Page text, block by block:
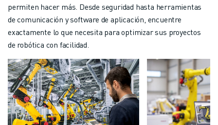
permiten hacer más. Desde seguridad hasta herramientas
de comunicación y software de aplicación, encuentre
exactamente lo que necesita para optimizar sus proyectos
de robótica con facilidad.